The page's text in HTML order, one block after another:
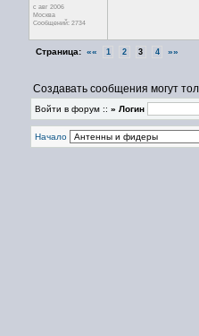
с авг 2006
Москва
Сообщений: 2734
Страница: «« 1 2 3 4 »»
Создавать сообщения могут
Войти в форум :: » Логин
Начало